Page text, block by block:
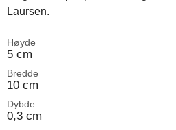
Laursen.
Høyde
5 cm
Bredde
10 cm
Dybde
0,3 cm